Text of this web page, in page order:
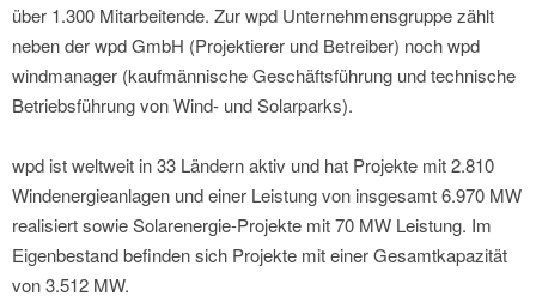
über 1.300 Mitarbeitende. Zur wpd Unternehmensgruppe zählt
neben der wpd GmbH (Projektierer und Betreiber) noch wpd
windmanager (kaufmännische Geschäftsführung und technische
Betriebsführung von Wind- und Solarparks).
wpd ist weltweit in 33 Ländern aktiv und hat Projekte mit 2.810
Windenergieanlagen und einer Leistung von insgesamt 6.970 MW
realisiert sowie Solarenergie-Projekte mit 70 MW Leistung. Im
Eigenbestand befinden sich Projekte mit einer Gesamtkapazität
von 3.512 MW.